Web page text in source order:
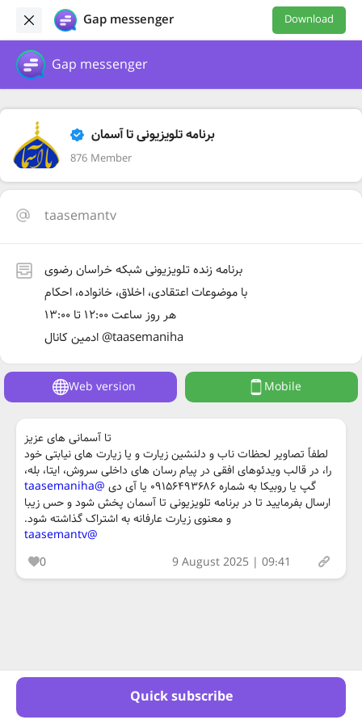
Gap messenger Download
Gap messenger
برنامه تلویزیونی تا آسمان
876 Member
taasemantv
برنامه زنده تلویزیونی شبکه خراسان رضوی
با موضوعات اعتقادی، اخلاق، خانواده، احکام
هر روز ساعت ۱۲:۰۰ تا ۱۳:۰۰
ادمین کانال @taasemaniha
Quick subscribe
Web version Mobile
تا آسمانی های عزیز
لطفاً تصاویر لحظات ناب و دلنشین زیارت و یا زیارت های نیابتی خود
را، در قالب ویدئوهای افقی در پیام رسان های داخلی سروش، ایتا، بله،
گپ یا روبیکا به شماره ۰۹۱۵۶۴۹۳۶۸۶ یا آی دی
@taasemaniha
ارسال بفرمایید تا در برنامه تلویزیونی تا آسمان پخش شود و حس زیبا
و معنوی زیارت عارفانه به اشتراک گذاشته شود.
@taasemantv
0
9 August 2025 | 09:41